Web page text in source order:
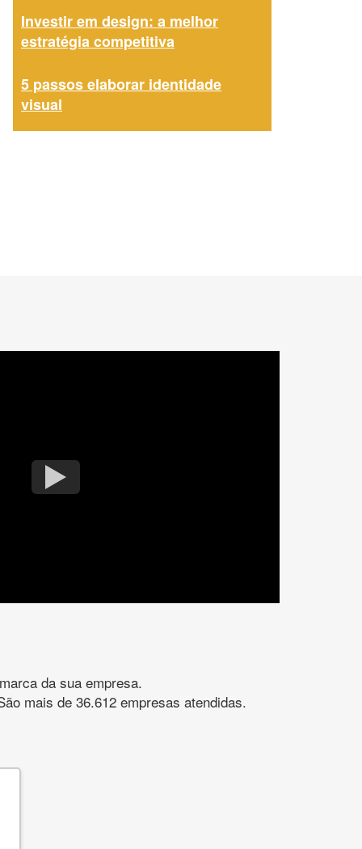
Investir em design: a melhor
estratégia competitiva
5 passos elaborar identidade
visual
da sua empresa.
mais de 36.612 empresas atendidas.